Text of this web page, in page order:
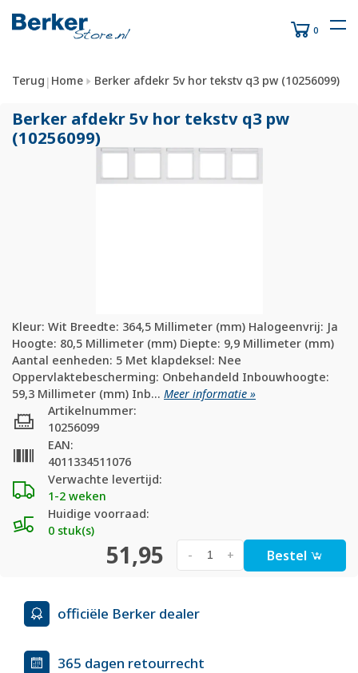
0
Terug | Home Berker afdekr 5v hor tekstv q3 pw (10256099)
Berker afdekr 5v hor tekstv q3 pw
(10256099)
Kleur: Wit Breedte: 364,5 Millimeter (mm) Halogeenvrij: Ja
Hoogte: 80,5 Millimeter (mm) Diepte: 9,9 Millimeter (mm)
Aantal eenheden: 5 Met klapdeksel: Nee
Oppervlaktebescherming: Onbehandeld Inbouwhoogte:
59,3 Millimeter (mm) Inb... Meer informatie »
Verwachte levertijd:
1-2 weken
Huidige voorraad:
0 stuk(s)
Artikelnummer:
10256099
EAN:
4011334511076
51,95 +
- Bestel
officiële Berker dealer
365 dagen retourrecht